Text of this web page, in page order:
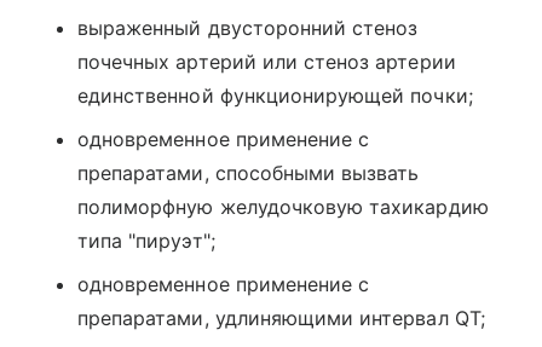
выраженный двусторонний стеноз
почечных артерий или стеноз артерии
единственной функционирующей почки;
одновременное применение с
препаратами, способными вызвать
полиморфную желудочковую тахикардию
типа "пируэт";
одновременное применение с
препаратами, удлиняющими интервал QT;